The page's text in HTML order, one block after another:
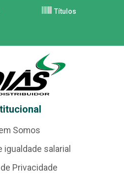
Títulos
Somos
igualdade salarial
Privacidade